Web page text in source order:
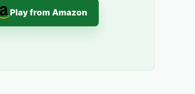
Play from Amazon